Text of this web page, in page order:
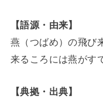
【語源・由来】
燕（つばめ）の飛び
来るころには燕がす
【典拠・出典】